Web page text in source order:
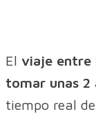
El viaje entre
tomar unas 2
tiempo real